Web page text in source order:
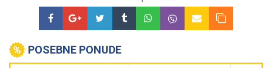
POSEBNE PONUDE